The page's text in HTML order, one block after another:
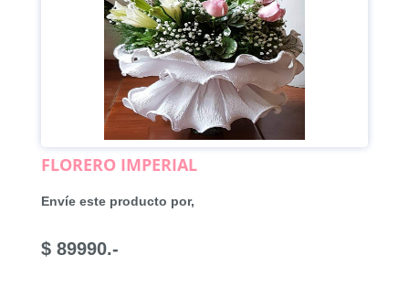
FLORERO IMPERIAL
Envíe este producto por,
$ 89990.-